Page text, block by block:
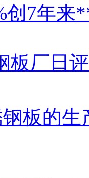
创7年
板厂日
板的生